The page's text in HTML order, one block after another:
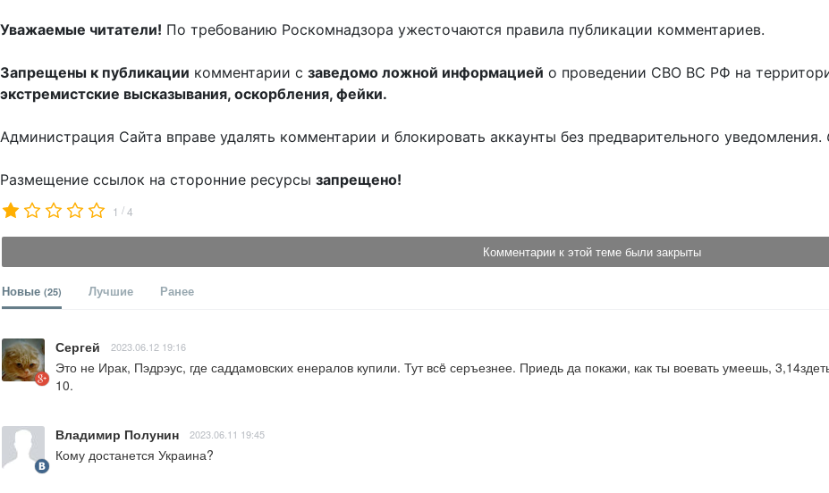
Уважаемые читатели! По требованию Роскомнадзора ужесточаются правила публикации комментариев.
Запрещены к публикации комментарии с заведомо ложной информацией о проведении СВО ВС РФ на
экстремистские высказывания, оскорбления, фейки.
Администрация Сайта вправе удалять комментарии и блокировать аккаунты без предварительного уведомления.
Размещение ссылок на сторонние ресурсы запрещено!
1 /4
Комментарии к этой теме были закрыты
Новые (25) Лучшие Ранее
Сергей 2023.06.12 19:16
Это не Ирак, Пэдрэус, где саддамовских енералов купили. Тут всë серъезнее. Приедь да покажи, как ты воевать умеешь,
10.
Владимир Полунин 2023.06.11 19:45
Кому достанется Украина?